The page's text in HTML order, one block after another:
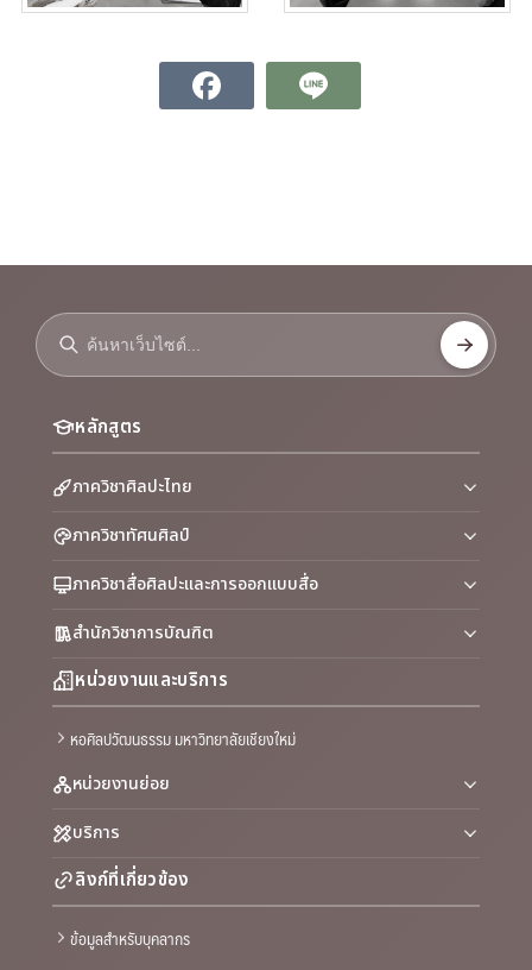
หลักสูตร
ภาควิชาศิลปะไทย
ภาควิชาทัศนศิลป์
ภาควิชาสื่อศิลปะและการออกแบบสื่อ
สำนักวิชาการบัณฑิต
หน่วยงานและบริการ
หอศิลปวัฒนธรรม มหาวิทยาลัยเชียงใหม่
หน่วยงานย่อย
บริการ
ลิงก์ที่เกี่ยวข้อง
ข้อมูลสำหรับบุคลากร